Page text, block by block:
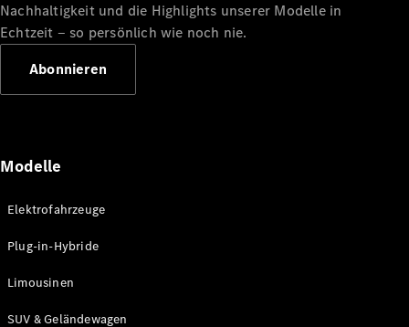
Nachhaltigkeit und die Highlights unserer Modelle in
Echtzeit ‒ so persönlich wie noch nie.
Abonnieren
Modelle
Elektrofahrzeuge
Plug-in-Hybride
Limousinen
SUV & Geländewagen